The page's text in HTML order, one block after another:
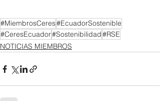
#MiembrosCeres#EcuadorSostenible
#CeresEcuador#Sostenibilidad#RSE
NOTICIAS MIEMBROS